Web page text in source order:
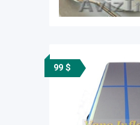
99 $